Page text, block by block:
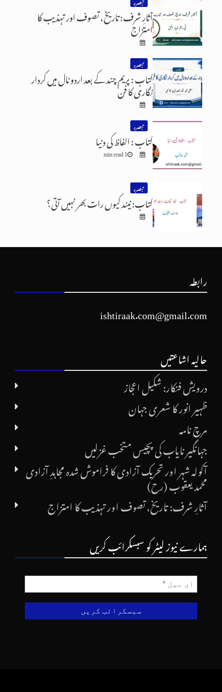
آثارِ شرف: تاریخ، تصوف اور تہذیب کا
امتزاج
تبصرہ
کتاب : پریم چند کے بعد اردو نال میں کردار
نگاری کا فن
تبصرہ
کتاب : الفاظ کی دنیا
1 min read
تبصرہ
کتاب: نیند کیوں رات بھر نہیں آتی؟
رابطہ
ishtiraak.com@gmail.com
حالیہ اشاعتیں
درویش فنکار: شکیل اعجاز
ظہیر انور کا شعری جہان
مرچ نامہ
جہانگیر نایاب کی پچیس متخب غزلیں
آکولہ شہر اور تحریک آزادی کا فراموش شدہ مجاہدِ آزادی
محمد یعقوب (رح)
آثارِ شرف: تاریخ، تصوف اور تہذیب کا امتزاج
ہمارے نیوز لیٹر کو سبسکرائب کریں